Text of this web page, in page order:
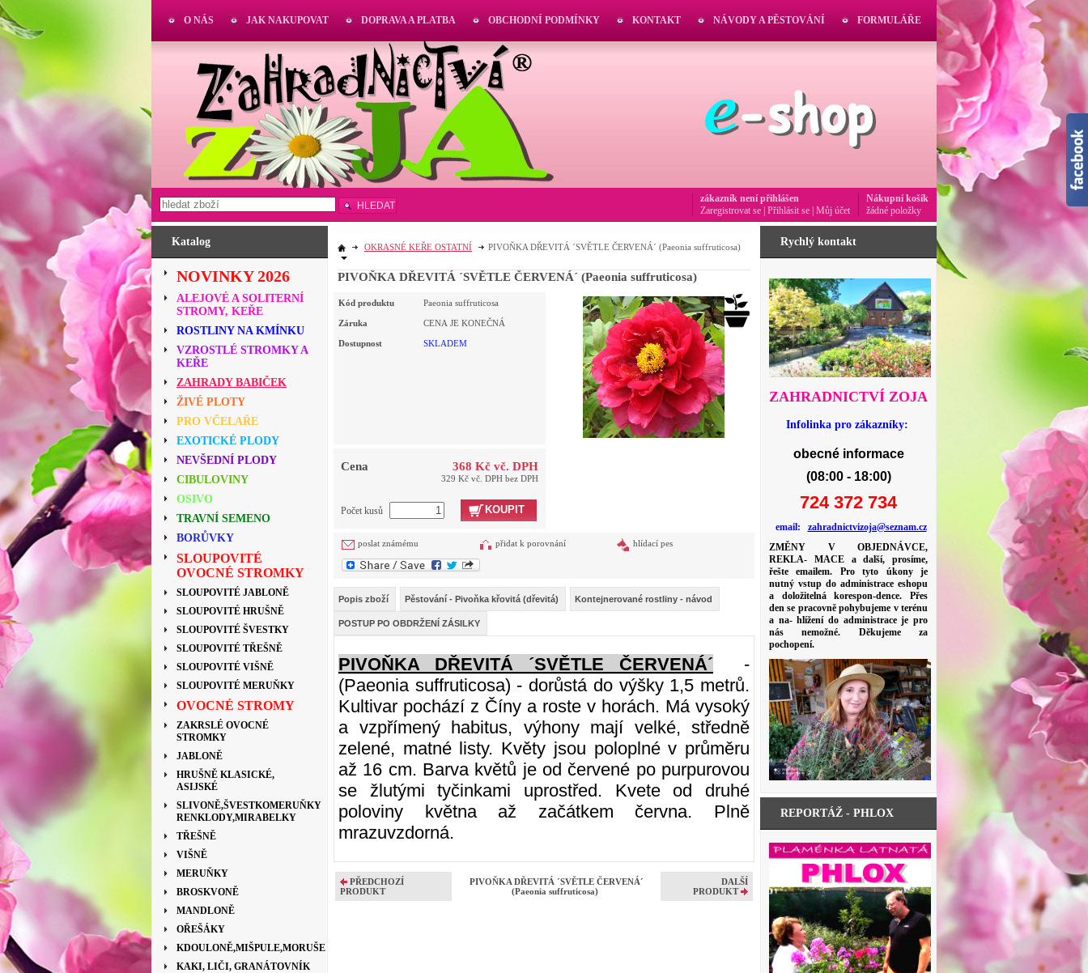
Katalog
NOVINKY 2026
ALEJOVÉ A SOLITERNÍ
STROMY, KEŘE
ROSTLINY NA KMÍNKU
VZROSTLÉ STROMKY A
KEŘE
ZAHRADY BABIČEK
ŽIVÉ PLOTY
PRO VČELAŘE
EXOTICKÉ PLODY
NEVŠEDNÍ PLODY
CIBULOVINY
OSIVO
TRAVNÍ SEMENO
BORŮVKY
SLOUPOVITÉ
OVOCNÉ STROMKY
SLOUPOVITÉ JABLONĚ
SLOUPOVITÉ HRUŠNĚ
SLOUPOVITÉ ŠVESTKY
SLOUPOVITÉ TŘEŠNĚ
SLOUPOVITÉ VIŠNĚ
SLOUPOVITÉ MERUŇKY
OVOCNÉ STROMY
ZAKRSLÉ OVOCNÉ
STROMKY
JABLONĚ
HRUŠNĚ KLASICKÉ,
ASIJSKÉ
SLIVONĚ,ŠVESTKOMERUŇKY
RENKLODY,MIRABELKY
TŘEŠNĚ
VIŠNĚ
MERUŇKY
BROSKVONĚ
MANDLONĚ
OŘEŠÁKY
KDOULONĚ,MIŠPULE,MORUŠE
KAKI, LIČI, GRANÁTOVNÍK
OKRASNÉ KEŘE OSTATNÍ PIVOŇKA DŘEVITÁ ´SVĚTLE ČERVENÁ´ (Paeonia suffruticosa)
PIVOŇKA DŘEVITÁ ´SVĚTLE ČERVENÁ´ (Paeonia suffruticosa)
Kód produktu Paeonia suffruticosa
Záruka CENA JE KONEČNÁ
Dostupnost SKLADEM
Cena 368 Kč vč. DPH
329 Kč vč. DPH bez DPH
Počet kusů KOUPIT
poslat známému přidat k porovnání hlídací pes
Popis zboží Pěstování - Pivoňka křovitá (dřevitá) Kontejnerované rostliny - návod
POSTUP PO OBDRŽENÍ ZÁSILKY
PIVOŇKA DŘEVITÁ ´SVĚTLE ČERVENÁ´ -
(Paeonia suffruticosa) - dorůstá do výšky 1,5 metrů.
Kultivar pochází z Číny a roste v horách. Má vysoký
a vzpřímený habitus, výhony mají velké, středně
zelené, matné listy. Květy jsou poloplné v průměru
až 16 cm. Barva květů je od červené po purpurovou
se žlutými tyčinkami uprostřed. Kvete od druhé
poloviny května až začátkem června. Plně
mrazuvzdorná.
PŘEDCHOZÍ
PRODUKT
PIVOŇKA DŘEVITÁ ´SVĚTLE ČERVENÁ´
(Paeonia suffruticosa)
DALŠÍ
PRODUKT
Rychlý kontakt
ZAHRADNICTVÍ ZOJA
Infolinka pro zákazníky:
obecné informace
(08:00 - 18:00)
724 372 734
email: zahradnictvizoja@seznam.cz
ZMĚNY V OBJEDNÁVCE,
REKLA- MACE a další, prosíme,
řešte emailem. Pro tyto úkony je
nutný vstup do administrace eshopu
a doložitelná korespon-dence. Přes
den se pracovně pohybujeme v terénu
a na- hlížení do administrace je pro
nás nemožné. Děkujeme za
pochopení.
REPORTÁŽ - PHLOX
O NÁS JAK NAKUPOVAT DOPRAVA A PLATBA OBCHODNÍ PODMÍNKY KONTAKT NÁVODY A PĚSTOVÁNÍ FORMULÁŘE
HLEDAT
Nákupní košík
žádné položky
zákazník není přihlášen
Zaregistrovat se Přihlásit se Můj účet